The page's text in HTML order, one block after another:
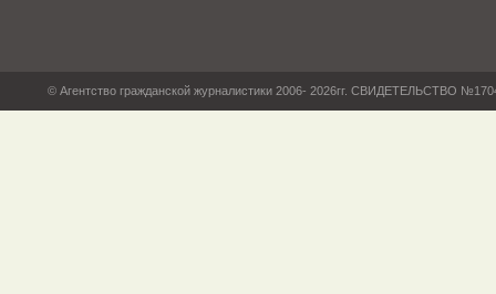
© Агентство гражданской журналистики 2006- 2026гг. СВИДЕТЕЛЬСТВО